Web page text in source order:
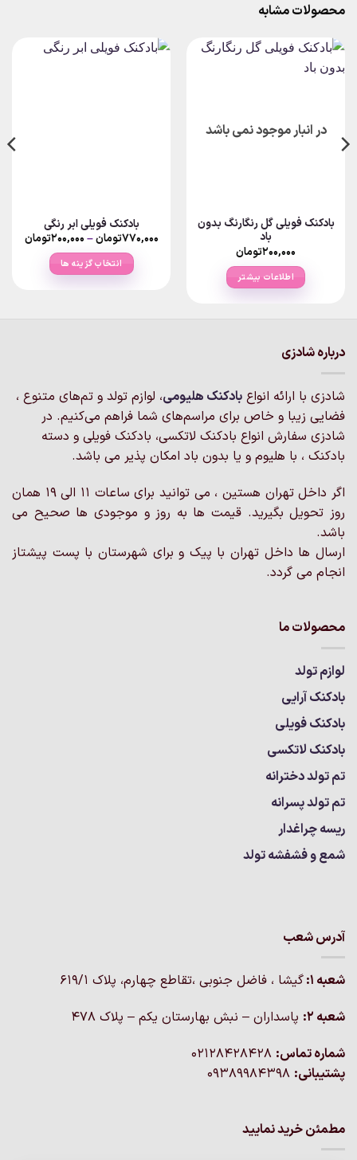
محصولات مشابه
در انبار موجود نمی باشد
بادکنک فویلی گل رنگارنگ بدون
باد
۲۰۰,۰۰۰تومان
اطلاعات بیشتر
بادکنک فویلی ابر رنگی
۷۷۰,۰۰۰تومان–۲۰۰,۰۰۰تومان
انتخاب گزینه ها
گزینه
ها
ممکن
است
محصول
انتخاب
درباره شادزی
شادزی با ارائه انواع بادکنک‌ هلیومی، لوازم تولد و تم‌های متنوع ،
فضایی زیبا و خاص برای مراسم‌های شما فراهم می‌کنیم. در
شادزی سفارش انواع بادکنک لاتکسی، بادکنک فویلی و دسته
بادکنک ، با هلیوم و یا بدون باد امکان پذیر می باشد.
اگر داخل تهران هستین ، می توانید برای ساعات 11 الی 19 همان
روز تحویل بگیرید. قیمت ها به روز و موجودی ها صحیح می
باشد.
ارسال ها داخل تهران با پیک و برای شهرستان با پست پیشتاز
انجام می گردد.
محصولات ما
لوازم تولد
بادکنک آرایی
بادکنک فویلی
بادکنک لاتکسی
تم تولد دخترانه
تم تولد پسرانه
ریسه چراغدار
شمع و فشفشه تولد
آدرس شعب
شعبه 1:
گيشا ، فاضل جنوبی ،تقاطع چهارم، پلاک 619/1
شعبه 2:
پاسداران – نبش بهارستان یکم – پلاک ۴۷۸
شماره تماس:
پشتیبانی:
مطمئن خرید نمایید